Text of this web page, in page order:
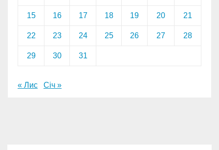
15 16 17 18 19 20 21
22 23 24 25 26 27 28
29 30 31
« Лис Січ »